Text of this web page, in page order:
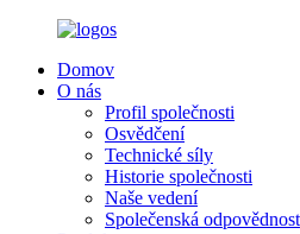
Domov
O nás
Profil společnosti
Osvědčení
Technické síly
Historie společnosti
Naše vedení
Společenská odpovědnost